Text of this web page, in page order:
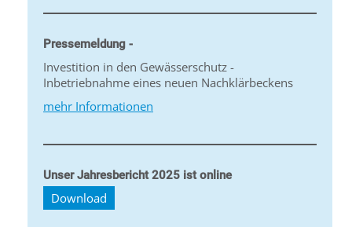
Pressemeldung -
Investition in den Gewässerschutz -
Inbetriebnahme eines neuen Nachklärbeckens
mehr Informationen
Unser Jahresbericht 2025 ist online
Download